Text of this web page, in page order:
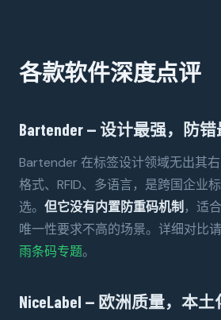
各款软件深度点评
Bartender — 设计最强，防
Bartender 在标签设计领域无出其
格式、RFID、多语言，是跨国企业
选。 但它没有内置防重码机制 ，适
唯一性要求不高的场景。详细对比
雨条码专题。
NiceLabel — 欧洲质量，本